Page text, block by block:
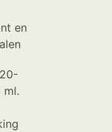
en
ml.